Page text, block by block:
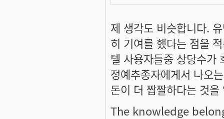
제 생각도 비슷합니다.
히 기여를 했다는 점을
텔 사용자들중 상당수가
정예추종자에게서 나오
돈이 더 짭짤하다는 것
The knowledge